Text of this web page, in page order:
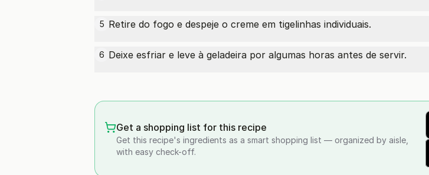
5 Retire do fogo e despeje o creme em tigelinhas individuais.
6 Deixe esfriar e leve à geladeira por algumas horas antes de servir.
Get a shopping list for this recipe
Get this recipe's ingredients as a smart shopping list — organized by aisle,
with easy check-off.